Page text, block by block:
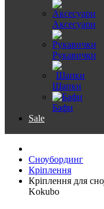
Аксесуари
Рукавички
Шапки
Бафи
Sale
Сноубординг
Кріплення
Кріплення для
Kokubo